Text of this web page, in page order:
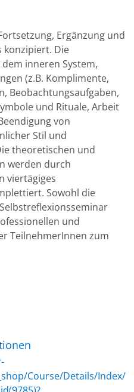
Ergänzung und
konzipiert. Die
inneren System,
(z.B. Komplimente,
Beobachtungsaufgaben,
und Rituale, Arbeit
von
Stil und
theoretischen und
werden durch
viertägiges
Sowohl die
und
TeilnehmerInnen zum
Course/Details/Index/